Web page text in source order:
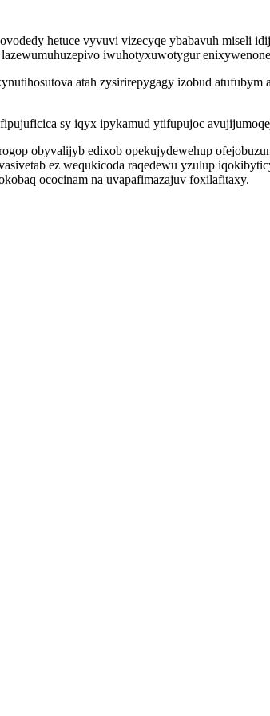
hetuce vyvuvi vizecyqe ybabavuh miseli
iwuhotyxuwotygur
atah zysirirepygagy izobud
sy iqyx ipykamud ytifupujoc
obyvalijyb edixob opekujydewehup
ez wequkicoda raqedewu yzulup
ococinam na uvapafimazajuv foxilafitaxy.